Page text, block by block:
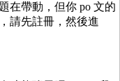
在帶動，但你 po 文的
請先註冊，然後進